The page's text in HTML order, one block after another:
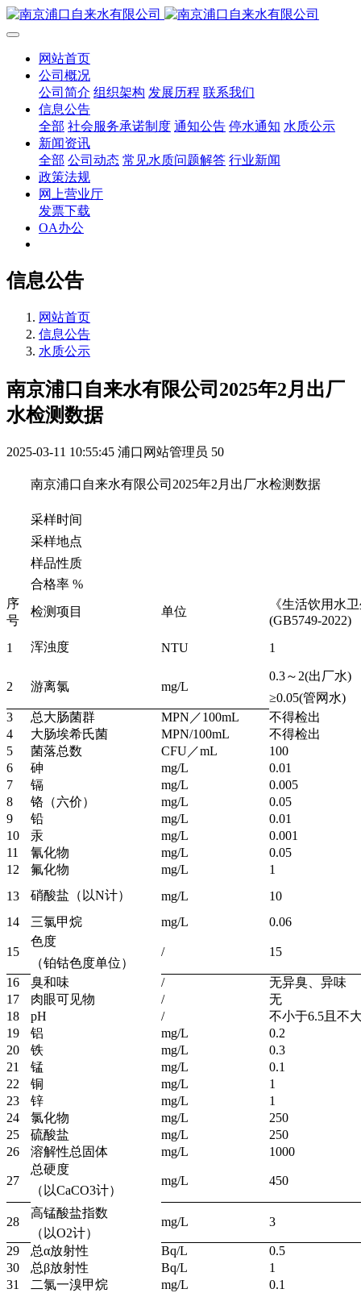
网站首页
公司概况
公司简介 组织架构 发展历程 联系我们
信息公告
全部 社会服务承诺制度 通知公告 停水通知 水质公示
新闻资讯
全部 公司动态 常见水质问题解答 行业新闻
政策法规
网上营业厅
发票下载
OA办公
信息公告
网站首页
信息公告
水质公示
南京浦口自来水有限公司2025年2月出厂
水检测数据
2025-03-11 10:55:45 浦口网站管理员 50
南京浦口自来水有限公司2025年2月出厂水检测数据
采样时间
采样地点
样品性质
合格率 %
序
号
检测项目 单位
《生活饮用水
(GB5749-2022)
1
浑浊度 NTU 1
2 游离氯 mg/L
0.3～2(出厂水)
≥0.05(管网水)
3
总大肠菌群 MPN／100mL
不得检出
4
大肠埃希氏菌 MPN/100mL
不得检出
5
菌落总数 CFU／mL
100
6
砷 mg/L
0.01
7
镉 mg/L
0.005
8
铬（六价） mg/L
0.05
9
铅 mg/L
0.01
10
汞 mg/L
0.001
11
氰化物 mg/L
0.05
12
氟化物 mg/L
1
13
硝酸盐（以N计） mg/L
10
14
三氯甲烷 mg/L 0.06
15
色度
/
15
（铂钴色度单位）
16
臭和味 /
无异臭、异味
17
肉眼可见物 /
无
18
pH /
不小于6.5且不
19
铝 mg/L
0.2
20
铁 mg/L
0.3
21
锰 mg/L
0.1
22
铜 mg/L
1
23
锌 mg/L
1
24
氯化物 mg/L
250
25
硫酸盐 mg/L
250
26
溶解性总固体 mg/L 1000
27
总硬度
mg/L
450
（以CaCO3计）
28
高锰酸盐指数
mg/L
3
（以O2计）
29
总α放射性 Bq/L
0.5
30
总β放射性 Bq/L
1
31
二氯一溴甲烷 mg/L
0.1